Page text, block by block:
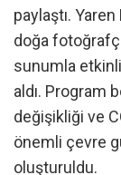
paylaştı.
doğa
sunumla
aldı. Program
değişikliği ve
önemli çevre
oluşturuldu.